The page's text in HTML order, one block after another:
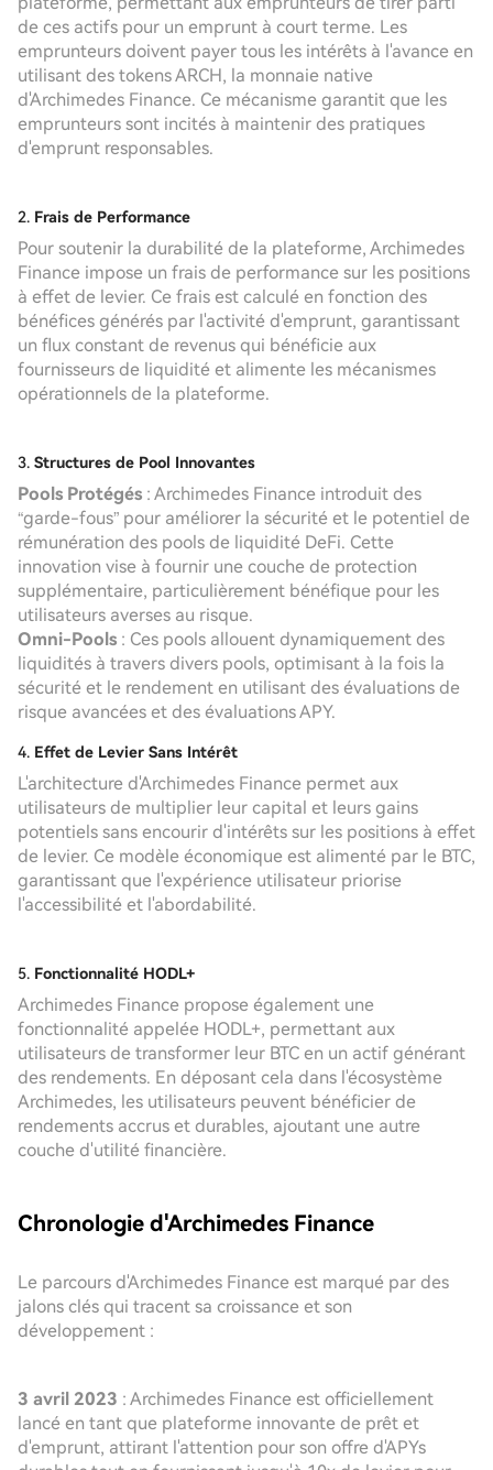
de ces actifs pour un emprunt à court terme. Les
emprunteurs doivent payer tous les intérêts à l'avance en
utilisant des tokens ARCH, la monnaie native
d'Archimedes Finance. Ce mécanisme garantit que les
emprunteurs sont incités à maintenir des pratiques
d'emprunt responsables.
2. Frais de Performance
Pour soutenir la durabilité de la plateforme, Archimedes
Finance impose un frais de performance sur les positions
à effet de levier. Ce frais est calculé en fonction des
bénéfices générés par l'activité d'emprunt, garantissant
un flux constant de revenus qui bénéficie aux
fournisseurs de liquidité et alimente les mécanismes
opérationnels de la plateforme.
3. Structures de Pool Innovantes
Pools Protégés : Archimedes Finance introduit des
“garde-fous” pour améliorer la sécurité et le potentiel de
rémunération des pools de liquidité DeFi. Cette
innovation vise à fournir une couche de protection
supplémentaire, particulièrement bénéfique pour les
utilisateurs averses au risque.
Omni-Pools : Ces pools allouent dynamiquement des
liquidités à travers divers pools, optimisant à la fois la
sécurité et le rendement en utilisant des évaluations de
risque avancées et des évaluations APY.
4. Effet de Levier Sans Intérêt
L'architecture d'Archimedes Finance permet aux
utilisateurs de multiplier leur capital et leurs gains
potentiels sans encourir d'intérêts sur les positions à effet
de levier. Ce modèle économique est alimenté par le BTC,
garantissant que l'expérience utilisateur priorise
l'accessibilité et l'abordabilité.
5. Fonctionnalité HODL+
Archimedes Finance propose également une
fonctionnalité appelée HODL+, permettant aux
utilisateurs de transformer leur BTC en un actif générant
des rendements. En déposant cela dans l'écosystème
Archimedes, les utilisateurs peuvent bénéficier de
rendements accrus et durables, ajoutant une autre
couche d'utilité financière.
Chronologie d'Archimedes Finance
Le parcours d'Archimedes Finance est marqué par des
jalons clés qui tracent sa croissance et son
développement :
3 avril 2023 : Archimedes Finance est officiellement
lancé en tant que plateforme innovante de prêt et
d'emprunt, attirant l'attention pour son offre d'APYs